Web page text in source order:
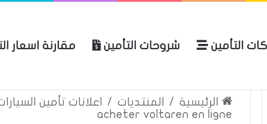
التأمين شروحات التأمين مقارنة اسعار للتأمين الرئيسية عن
الرئيسية / المنتديات / اعلانات تأمين
acheter voltaren en ligne